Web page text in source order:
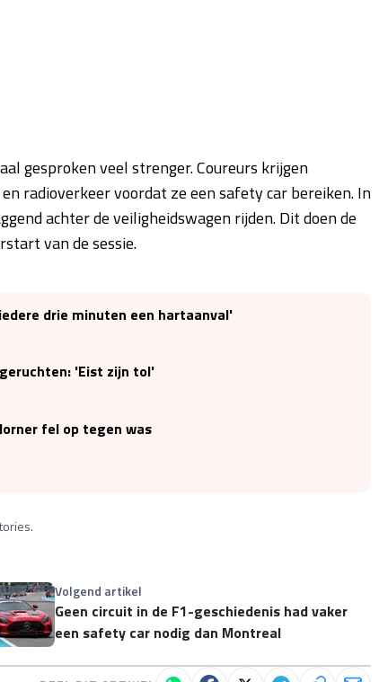
gesproken veel strenger. Coureurs krijgen
radioverkeer voordat ze een safety car bereiken. In
achter de veiligheidswagen rijden. Dit doen de
van de sessie.
drie minuten een hartaanval'
'Eist zijn tol'
fel op tegen was
Volgend artikel
Geen circuit in de F1-geschiedenis had vaker
een safety car nodig dan Montreal